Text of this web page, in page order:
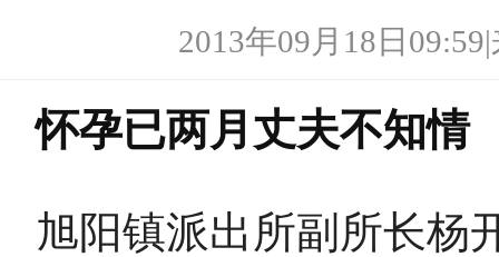
2013年09月18日09:59|
怀孕已两月丈夫不知情
旭阳镇派出所副所长杨